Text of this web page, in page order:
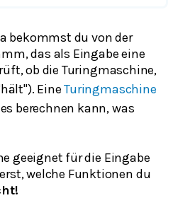
bekommst du von der
das als Eingabe eine
ob die Turingmaschine,
EineTuringmaschine
berechnen kann, was
geeignet für die Eingabe
welche Funktionen du